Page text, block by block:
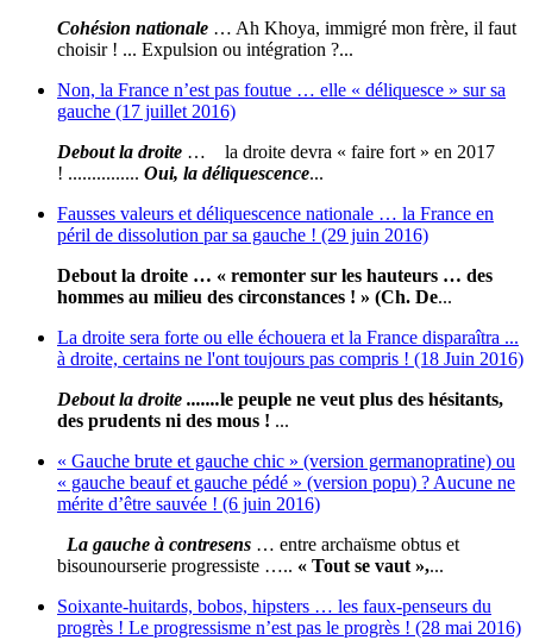
Cohésion nationale … Ah Khoya, immigré mon frère, il faut
choisir ! ... Expulsion ou intégration ?...
Non, la France n’est pas foutue … elle « déliquesce » sur sa
gauche (17 juillet 2016)
Debout la droite … la droite devra « faire fort » en 2017
! ............... Oui, la déliquescence...
Fausses valeurs et déliquescence nationale … la France en
péril de dissolution par sa gauche ! (29 juin 2016)
Debout la droite … « remonter sur les hauteurs … des
hommes au milieu des circonstances ! » (Ch. De...
La droite sera forte ou elle échouera et la France disparaîtra ...
à droite, certains ne l'ont toujours pas compris ! (18 Juin 2016)
Debout la droite .......le peuple ne veut plus des hésitants,
des prudents ni des mous ! ...
« Gauche brute et gauche chic » (version germanopratine) ou
« gauche beauf et gauche pédé » (version popu) ? Aucune ne
mérite d’être sauvée ! (6 juin 2016)
La gauche à contresens … entre archaïsme obtus et
bisounourserie progressiste ….. « Tout se vaut »,...
Soixante-huitards, bobos, hipsters … les faux-penseurs du
progrès ! Le progressisme n’est pas le progrès ! (28 mai 2016)